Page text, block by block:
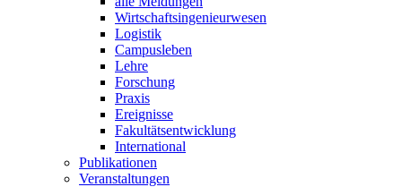
Wirtschaftsingenieurwesen
Logistik
Campusleben
Lehre
Forschung
Praxis
Ereignisse
Fakultätsentwicklung
International
Publikationen
Veranstaltungen